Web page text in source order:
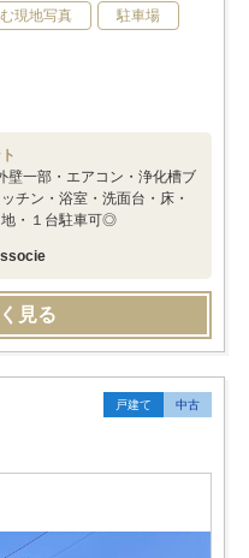
現地写真 駐車場
壁一部・エアコン・浄化槽ブ
チン・浴室・洗面台・床・
地・１台駐車可◎
見る
戸建て 中古